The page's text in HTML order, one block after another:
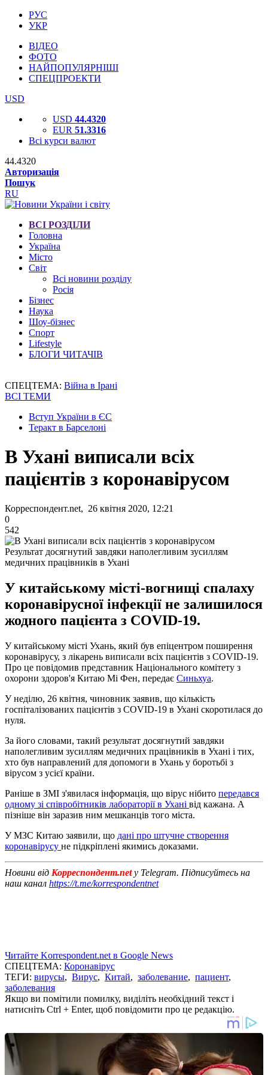
РУС
УКР
ВІДЕО
ФОТО
НАЙПОПУЛЯРНІШІ
СПЕЦПРОЕКТИ
USD
USD 44.4320
EUR 51.3316
Всі курси валют
44.4320
Авторизація
Пошук
RU
ВСІ РОЗДІЛИ
Головна
Україна
Місто
Світ
Всі новини розділу
Росія
Бізнес
Наука
Шоу-бізнес
Спорт
Lifestyle
БЛОГИ ЧИТАЧІВ
СПЕЦТЕМА: Війна в Ірані
ВСІ ТЕМИ
Вступ України в ЄС
Теракт в Барселоні
В Ухані виписали всіх
пацієнтів з коронавірусом
Корреспондент.net, 26 квітня 2020, 12:21
0
542
Результат досягнутий завдяки наполегливим зусиллям
медичних працівників в Ухані
У китайському місті-вогнищі спалаху
коронавірусної інфекції не залишилося
жодного пацієнта з COVID-19.
У китайському місті Ухань, який був епіцентром поширення
коронавірусу, з лікарень виписали всіх пацієнтів з COVID-19.
Про це повідомив представник Національного комітету з
охорони здоров'я Китаю Мі Фен, передає Синьхуа.
У неділю, 26 квітня, чиновник заявив, що кількість
госпіталізованих пацієнтів з COVID-19 в Ухані скоротилася до
нуля.
За його словами, такий результат досягнутий завдяки
наполегливим зусиллям медичних працівників в Ухані і тих,
хто був направлений для допомоги в Ухань у боротьбі з
вірусом з усієї країни.
Раніше в ЗМІ з'явилася інформація, що вірус нібито передався
одному зі співробітників лабораторії в Ухані від кажана. А
пізніше він заразив ним мешканців того міста.
У МЗС Китаю заявили, що дані про штучне створення
коронавірусу не підкріплені якимись доказами.
Новини від Корреспондент.netу Telegram. Підписуйтесь на
наш канал https://t.me/korrespondentnet
Читайте Korrespondent.net в Google News
СПЕЦТЕМА: Коронавірус
ТЕГИ: вирусы, Вирус, Китай, заболевание, пациент,
заболевания
Якщо ви помітили помилку, виділіть необхідний текст і
натисніть Ctrl + Enter, щоб повідомити про це редакцію.